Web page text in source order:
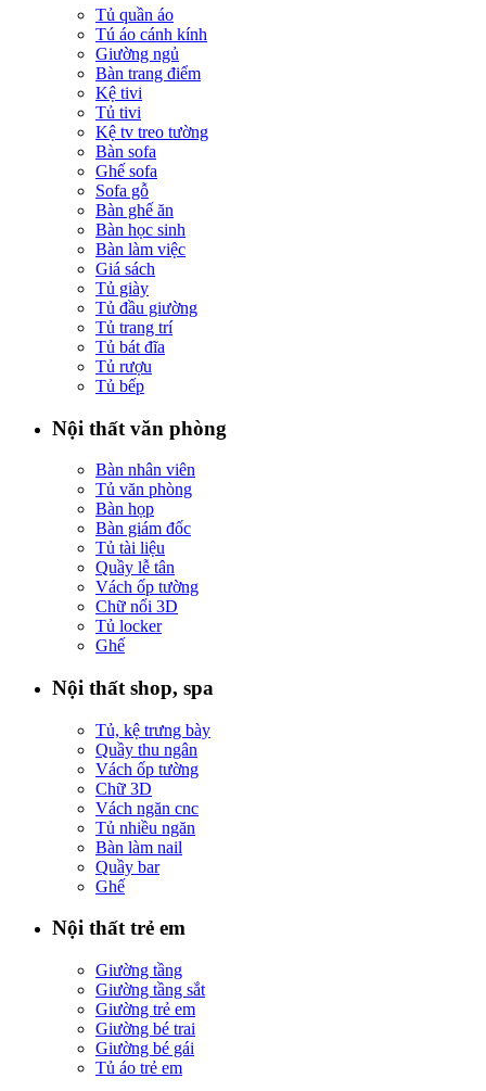
Tủ quần áo
Tú áo cánh kính
Giường ngủ
Bàn trang điểm
Kệ tivi
Tủ tivi
Kệ tv treo tường
Bàn sofa
Ghế sofa
Sofa gỗ
Bàn ghế ăn
Bàn học sinh
Bàn làm việc
Giá sách
Tủ giày
Tủ đầu giường
Tủ trang trí
Tủ bát đĩa
Tủ rượu
Tủ bếp
Nội thất văn phòng
Bàn nhân viên
Tủ văn phòng
Bàn họp
Bàn giám đốc
Tủ tài liệu
Quầy lễ tân
Vách ốp tường
Chữ nổi 3D
Tủ locker
Ghế
Nội thất shop, spa
Tủ, kệ trưng bày
Quầy thu ngân
Vách ốp tường
Chữ 3D
Vách ngăn cnc
Tủ nhiều ngăn
Bàn làm nail
Quầy bar
Ghế
Nội thất trẻ em
Giường tầng
Giường tầng sắt
Giường trẻ em
Giường bé trai
Giường bé gái
Tủ áo trẻ em